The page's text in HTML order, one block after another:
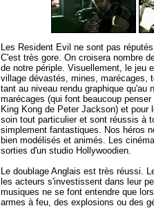
Les Resident Evil ne sont pas
C'est très gore. On croisera nombre
de notre périple. Visuellement, le jeu
village dévastés, mines, marécages,
tant au niveau rendu graphique
marécages (qui font beaucoup
King Kong de Peter Jackson) et
soin tout particulier et sont réussis à
simplement fantastiques. Nos héros
bien modélisés et animés. Les
sorties d'un studio Hollywoodien.
Le doublage Anglais est très réussi.
les acteurs s'investissent dans leur
musiques ne se font entendre que
armes à feu, des explosions ou des